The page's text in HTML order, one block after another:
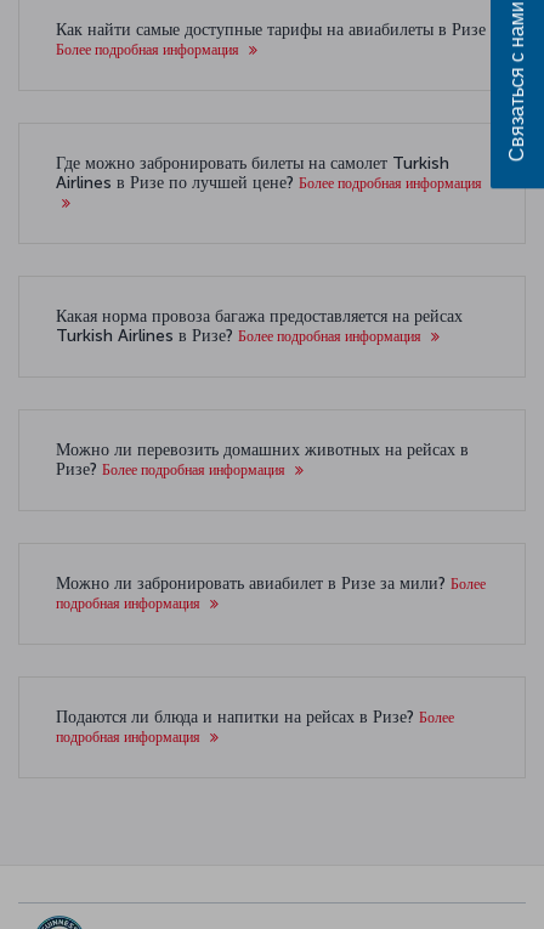
Как найти самые доступные тарифы на авиабилеты в Ризе
Более подробная информация
Где можно забронировать билеты на самолет Turkish
Airlines в Ризе по лучшей цене? Более подробная информация
Какая норма провоза багажа предоставляется на рейсах
Turkish Airlines в Ризе? Более подробная информация
Можно ли перевозить домашних животных на рейсах в
Ризе? Более подробная информация
Можно ли забронировать авиабилет в Ризе за мили? Более
подробная информация
Подаются ли блюда и напитки на рейсах в Ризе? Более
подробная информация
Связаться с нами